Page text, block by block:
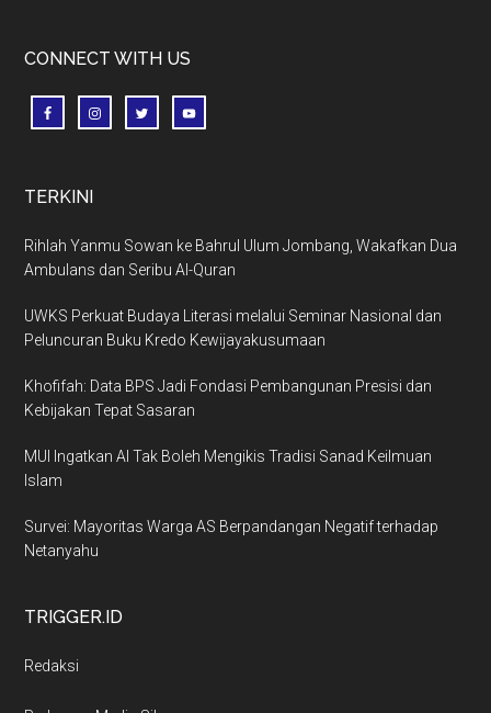
CONNECT WITH US
TERKINI
Rihlah Yanmu Sowan ke Bahrul Ulum Jombang, Wakafkan Dua
Ambulans dan Seribu Al-Quran
UWKS Perkuat Budaya Literasi melalui Seminar Nasional dan
Peluncuran Buku Kredo Kewijayakusumaan
Khofifah: Data BPS Jadi Fondasi Pembangunan Presisi dan
Kebijakan Tepat Sasaran
MUI Ingatkan AI Tak Boleh Mengikis Tradisi Sanad Keilmuan
Islam
Survei: Mayoritas Warga AS Berpandangan Negatif terhadap
Netanyahu
TRIGGER.ID
Redaksi